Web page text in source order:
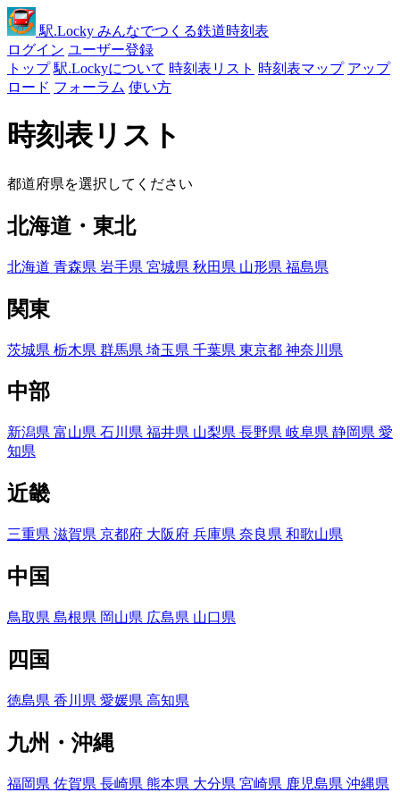
駅.Locky みんなでつくる鉄道時刻表
ログイン ユーザー登録
トップ 駅.Lockyについて 時刻表リスト 時刻表マップ アップ
ロード フォーラム 使い方
時刻表リスト
都道府県を選択してください
北海道・東北
北海道 青森県 岩手県 宮城県 秋田県 山形県 福島県
関東
茨城県 栃木県 群馬県 埼玉県 千葉県 東京都 神奈川県
中部
新潟県 富山県 石川県 福井県 山梨県 長野県 岐阜県 静岡県 愛
知県
近畿
三重県 滋賀県 京都府 大阪府 兵庫県 奈良県 和歌山県
中国
鳥取県 島根県 岡山県 広島県 山口県
四国
徳島県 香川県 愛媛県 高知県
九州・沖縄
福岡県 佐賀県 長崎県 熊本県 大分県 宮崎県 鹿児島県 沖縄県